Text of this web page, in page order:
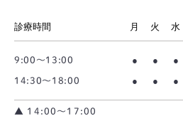
診療時間 月 火 水
9:00～13:00 ● ● ●
14:30～18:00 ● ● ●
▲ 14:00〜17:00